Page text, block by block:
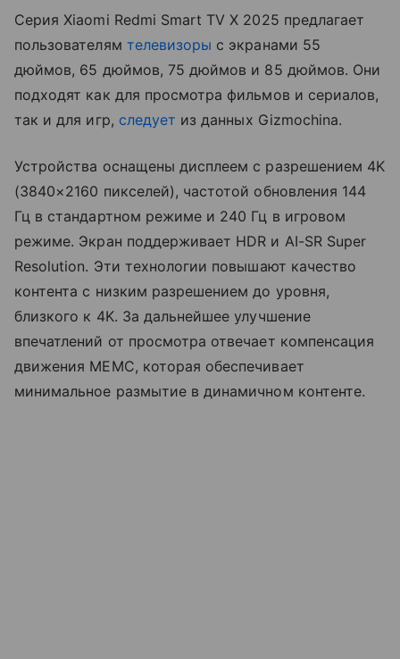
Серия Xiaomi Redmi Smart TV X 2025 предлагает
пользователям телевизоры с экранами 55
дюймов, 65 дюймов, 75 дюймов и 85 дюймов. Они
подходят как для просмотра фильмов и сериалов,
так и для игр, следует из данных Gizmochina.
Устройства оснащены дисплеем с разрешением 4K
(3840×2160 пикселей), частотой обновления 144
Гц в стандартном режиме и 240 Гц в игровом
режиме. Экран поддерживает HDR и AI-SR Super
Resolution. Эти технологии повышают качество
контента с низким разрешением до уровня,
близкого к 4K. За дальнейшее улучшение
впечатлений от просмотра отвечает компенсация
движения MEMC, которая обеспечивает
минимальное размытие в динамичном контенте.